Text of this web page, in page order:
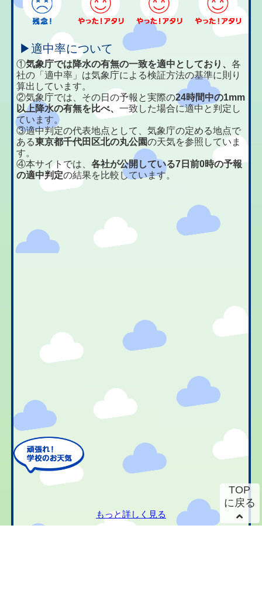
▶適中率について
①気象庁では降水の有無の一致を適中としており、各
社の「適中率」は気象庁による検証方法の基準に則り
算出しています。
②気象庁では、その日の予報と実際の24時間中の1mm
以上降水の有無を比べ、一致した場合に適中と判定し
ています。
③適中判定の代表地点として、気象庁の定める地点で
ある東京都千代田区北の丸公園の天気を参照していま
す。
④本サイトでは、各社が公開している7日前0時の予報
の適中判定の結果を比較しています。
もっと詳しく見る
TOP
に戻る